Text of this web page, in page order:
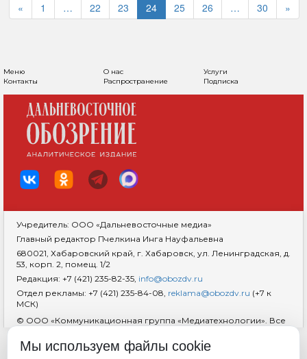
« 1 … 22 23 24 25 26 … 30 »
Меню О нас
Услуги
Контакты
Распространение Подписка
Учредитель: ООО «Дальневосточные медиа»
Главный редактор Пчелкина Инга Науфальевна
680021, Хабаровский край, г. Хабаровск, ул. Ленинградская, д.
53, корп. 2, помещ. 1/2
Редакция: +7 (421) 235-82-35, info@obozdv.ru
Отдел рекламы: +7 (421) 235-84-08, reklama@obozdv.ru (+7 к
МСК)
© ООО «Коммуникационная группа «Медиатехнологии». Все
гиперссылка на сайтdvobozrenie.ru обязательна.
Мы используем файлы cookie